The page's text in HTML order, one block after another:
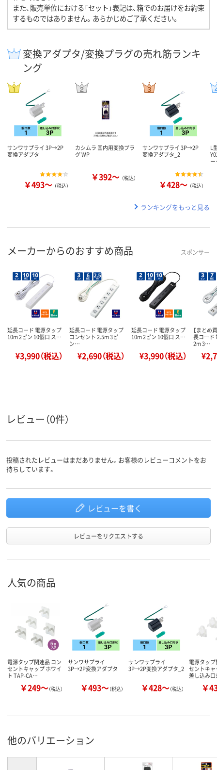
また、販売単位における「セット」表記は、箱でのお届けをお約束
するものではありません。あらかじめご了承ください。
変換アダプタ/変換プラグの売れ筋ランキ
ング
サンワサプライ 3P→2P
変換アダプタ
￥493～ （税込）
カシムラ 国内用変換プラ
グ WP
￥392～ （税込）
サンワサプライ 3P→2P
変換アダプタ_2
￥428～ （税込）
L
ランキングをもっと見る
メーカーからのおすすめ商品 スポンサー
延長コード 電源タップ
10m 2ピン 10個口 ス…
¥3,990（税込）
延長コード 電源タップ
コンセント 2.5m 3ピ
ン…
¥2,690（税込）
延長コード 電源タップ
10m 2ピン 10個口 ス…
¥3,990（税込）
【まとめ
長コード
2m 3…
レビュー（0件）
投稿されたレビューはまだありません。お客様のレビューコメントをお
待ちしています。
レビューを書く
レビューをリクエストする
人気の商品
電源タップ関連品 コン
セントキャップ ホワイ
ト TAP-CA…
￥249～（税込）
サンワサプライ
3P→2P変換アダプタ
￥493～（税込）
サンワサプライ
3P→2P変換アダプタ_2
￥428～（税込）
電源タッ
セントキ
差し込み
￥
他のバリエーション